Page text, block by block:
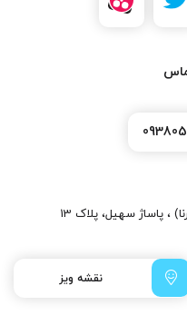
پاساژ سهیل، پلاک 13
نقشه ویز